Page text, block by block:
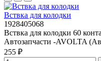
Вствка для колодки
1928405068
Вствка для колодки 60
Автозапчасти -AVOLTA
255 ₽